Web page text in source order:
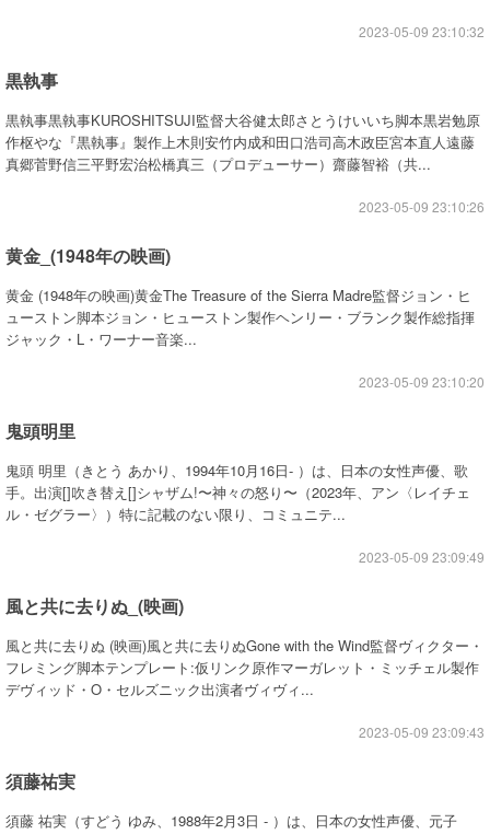
2023-05-09 23:10:32
黒執事
黒執事黒執事KUROSHITSUJI監督大谷健太郎さとうけいいち脚本黒岩勉原
作枢やな『黒執事』製作上木則安竹内成和田口浩司高木政臣宮本直人遠藤
真郷菅野信三平野宏治松橋真三（プロデューサー）齋藤智裕（共...
2023-05-09 23:10:26
黄金_(1948年の映画)
黄金 (1948年の映画)黄金The Treasure of the Sierra Madre監督ジョン・ヒ
ューストン脚本ジョン・ヒューストン製作ヘンリー・ブランク製作総指揮
ジャック・L・ワーナー音楽...
2023-05-09 23:10:20
鬼頭明里
鬼頭 明里（きとう あかり、1994年10月16日- ）は、日本の女性声優、歌
手。出演[]吹き替え[]シャザム!〜神々の怒り〜（2023年、アン〈レイチェ
ル・ゼグラー〉）特に記載のない限り、コミュニテ...
2023-05-09 23:09:49
風と共に去りぬ_(映画)
風と共に去りぬ (映画)風と共に去りぬGone with the Wind監督ヴィクター・
フレミング脚本テンプレート:仮リンク原作マーガレット・ミッチェル製作
デヴィッド・O・セルズニック出演者ヴィヴィ...
2023-05-09 23:09:43
須藤祐実
須藤 祐実（すどう ゆみ、1988年2月3日 - ）は、日本の女性声優、元子